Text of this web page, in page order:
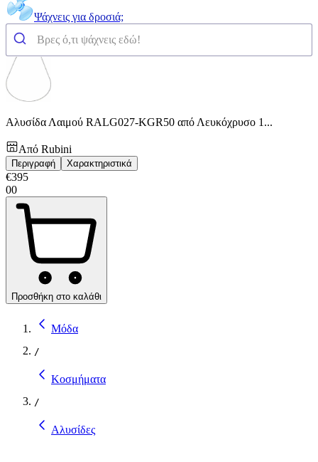
Ψάχνεις για δροσιά;
Αλυσίδα Λαιμού RALG027-KGR50 από Λευκόχρυσο 1...
Από Rubini
Περιγραφή Χαρακτηριστικά
€395
00
Προσθήκη στο καλάθι
Μόδα
/
Κοσμήματα
/
Αλυσίδες